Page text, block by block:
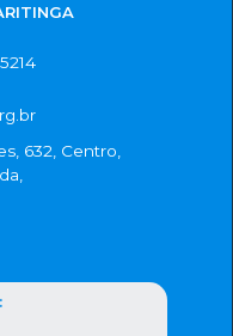
632, Centro,